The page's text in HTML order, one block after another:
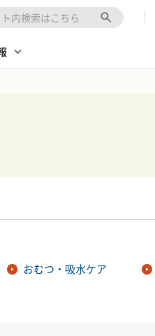
ワード入力
おむつ・吸水ケア